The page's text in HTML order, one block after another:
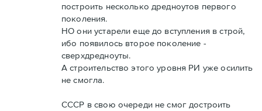
построить несколько дредноутов первого
поколения.
НО они устарели еще до вступления в строй,
ибо появилось второе поколение -
сверхдредноуты.
А строительство этого уровня РИ уже осилить
не смогла.
СССР в свою очереди не смог достроить